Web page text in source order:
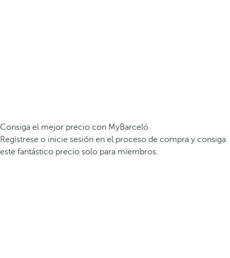
Consiga el mejor precio con MyBarceló
Regístrese o inicie sesión en el proceso de compra y consiga
este fantástico precio solo para miembros.